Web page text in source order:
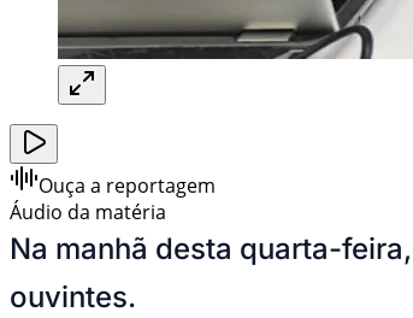
Ouça a reportagem
Áudio da matéria
Na manhã desta quarta-
ouvintes.